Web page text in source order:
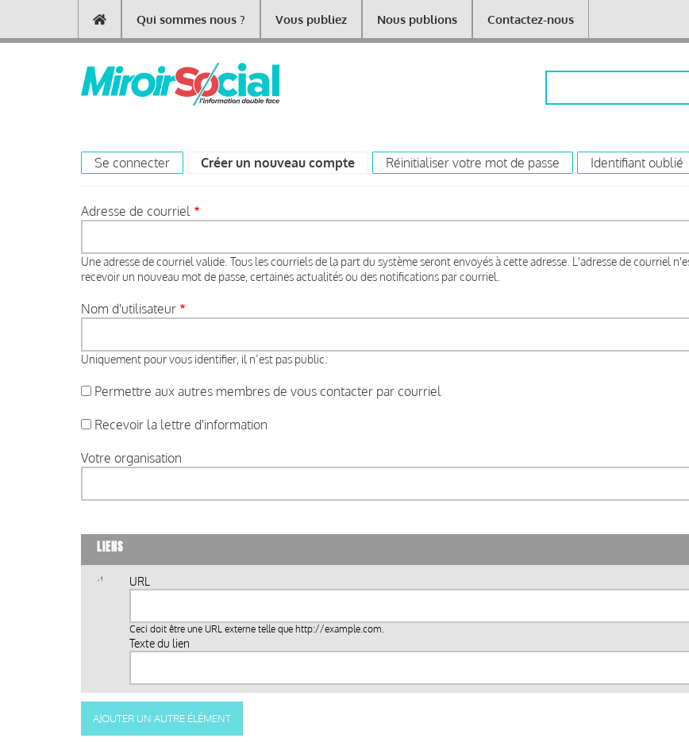
contenu
Main
navigation
Qui sommes nous ? Vous publiez Nous publions Contactez-nous
Primary
tabs
Se connecter Créer un nouveau compte (onglet actif)
Réinitialiser votre mot de passe Identifiant oublié
Adresse de courriel
Une adresse de courriel valide. Tous les courriels de la part du système seront envoyés à cette adresse. L'adresse de courriel
recevoir un nouveau mot de passe, certaines actualités ou des notifications par courriel.
Nom d'utilisateur
Uniquement pour vous identifier, il n’est pas public.
Permettre aux autres membres de vous contacter par courriel
Recevoir la lettre d'information
Votre organisation
LIENS
URL
Ceci doit être une URL externe telle que http://example.com.
Texte du lien